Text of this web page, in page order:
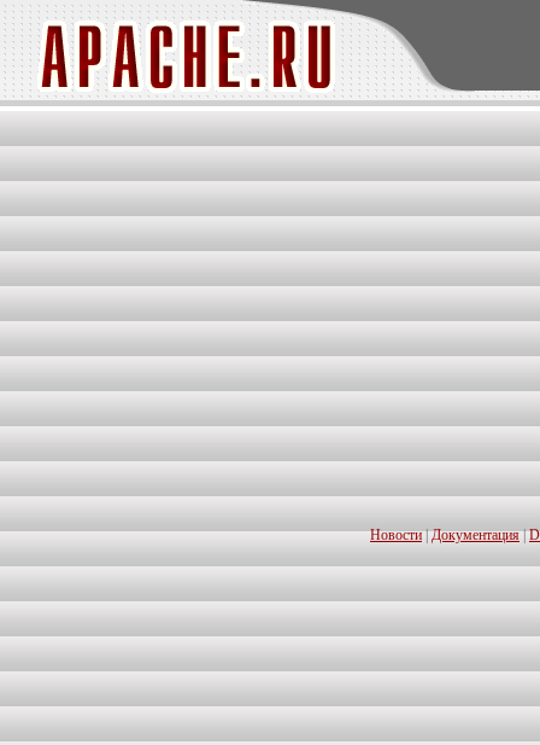
Новости|Документация|